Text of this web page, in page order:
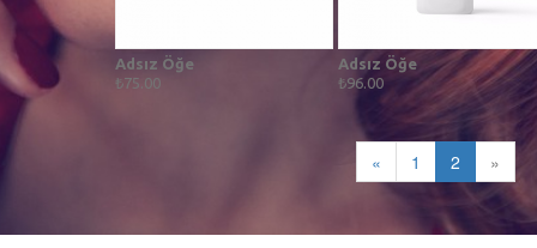
Adsız Öğe
₺75.00
Adsız Öğe
₺96.00
« 1 2 »